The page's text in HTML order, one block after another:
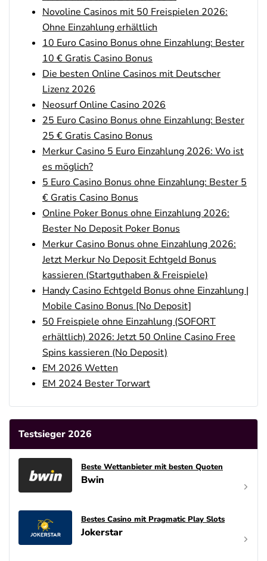
Interwetten Bonus
100% bis 100€ Neukundenbonus
AGB gelten
Bwin Bonus
100% bis zu 100€
AGB gelten
bet-at-home Bonus
500 % QUOTENBOOST + 100€
BONUS
AGB gelten
4.6/5
Zum Sportwetten Bonusvergleich
Novoline Casinos mit 50 Freispielen 2026:
Ohne Einzahlung erhältlich
10 Euro Casino Bonus ohne Einzahlung: Bester
10 € Gratis Casino Bonus
Die besten Online Casinos mit Deutscher
Lizenz 2026
Neosurf Online Casino 2026
25 Euro Casino Bonus ohne Einzahlung: Bester
25 € Gratis Casino Bonus
Merkur Casino 5 Euro Einzahlung 2026: Wo ist
es möglich?
5 Euro Casino Bonus ohne Einzahlung: Bester 5
€ Gratis Casino Bonus
Online Poker Bonus ohne Einzahlung 2026:
Bester No Deposit Poker Bonus
Merkur Casino Bonus ohne Einzahlung 2026:
Jetzt Merkur No Deposit Echtgeld Bonus
kassieren (Startguthaben & Freispiele)
Handy Casino Echtgeld Bonus ohne Einzahlung |
Mobile Casino Bonus [No Deposit]
50 Freispiele ohne Einzahlung (SOFORT
erhältlich) 2026: Jetzt 50 Online Casino Free
Spins kassieren (No Deposit)
EM 2026 Wetten
EM 2024 Bester Torwart
Testsieger 2026
Beste Wettanbieter mit besten Quoten
Bwin
Bestes Casino mit Pragmatic Play Slots
Jokerstar